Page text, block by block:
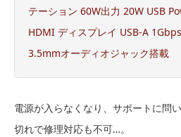
テーション 60W出力 20W USB
HDMI ディスプレイ USB-A
3.5mmオーディオジャック搭載
電源が入らなくなり、サポートに問
切れで修理対応も不可…。